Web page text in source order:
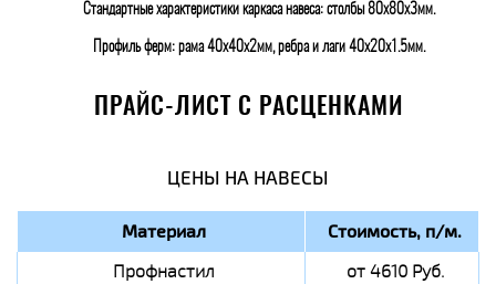
Стандартные характеристики каркаса навеса: столбы 80х80х3мм.
Профиль ферм: рама 40х40х2мм, ребра и лаги 40х20х1.5мм.
ПРАЙС-ЛИСТ С РАСЦЕНКАМИ
ЦЕНЫ НА НАВЕСЫ
Материал Стоимость, п/м.
Профнастил
от 4610 Руб.